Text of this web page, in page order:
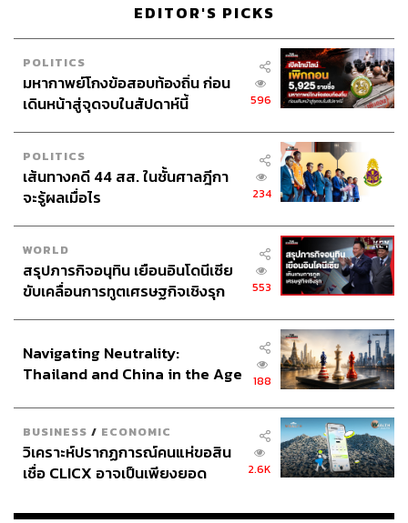
EDITOR'S PICKS
POLITICS
มหากาพย์โกงข้อสอบท้องถิ่น ก่อน
เดินหน้าสู่จุดจบในสัปดาห์นี้
596
POLITICS
เส้นทางคดี 44 สส. ในชั้นศาลฎีกา
จะรู้ผลเมื่อไร
234
WORLD
สรุปภารกิจอนุทิน เยือนอินโดนีเซีย
ขับเคลื่อนการทูตเศรษฐกิจเชิงรุก
553
Navigating Neutrality:
Thailand and China in the Age
188
BUSINESS / ECONOMIC
วิเคราะห์ปรากฏการณ์คนแห่ขอสิน
เชื่อ CLICX อาจเป็นเพียงยอด
เรือนไทยที่ถูกซุกไว้
2.6K